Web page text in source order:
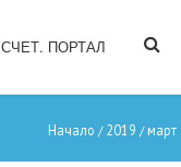
СЧЕТ. ПОРТАЛ
Начало / 2019 / март